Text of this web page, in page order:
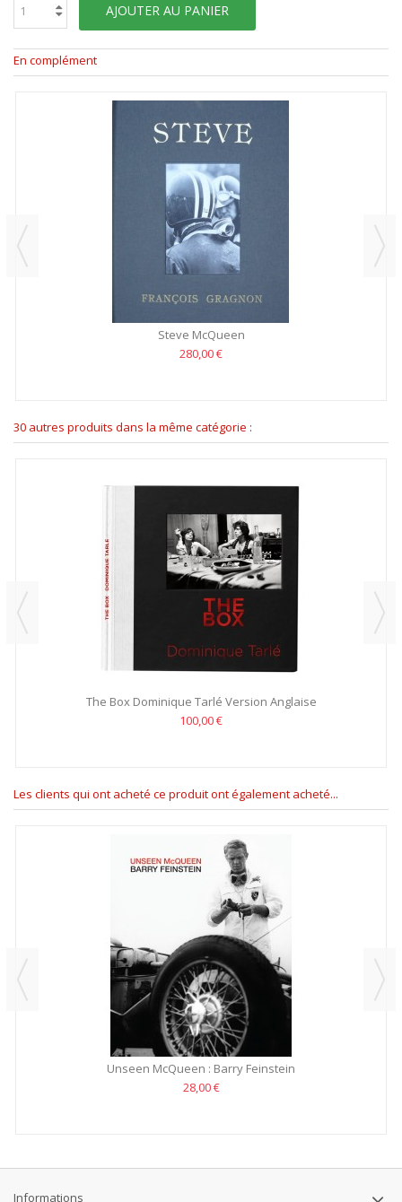
AJOUTER AU PANIER
En complément
Steve McQueen
280,00 €
30 autres produits dans la même catégorie :
The Box Dominique Tarlé Version Anglaise
100,00 €
Les clients qui ont acheté ce produit ont également acheté...
Unseen McQueen : Barry Feinstein
28,00 €
Informations